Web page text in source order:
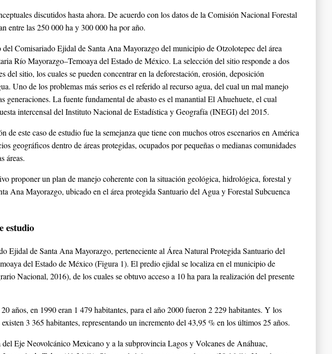
discutidos hasta ahora. De acuerdo con los datos de la Comisión Nacional Forestal
entre las 250 000 ha y 300 000 ha por año.
Comisariado Ejidal de Santa Ana Mayorazgo del municipio de Otzolotepec del área
Río Mayorazgo–Temoaya del Estado de México. La selección del sitio responde a dos
sitio, los cuales se pueden concentrar en la deforestación, erosión, deposición
Uno de los problemas más serios es el referido al recurso agua, del cual un mal manejo
generaciones. La fuente fundamental de abasto es el manantial El Ahuehuete, el cual
intercensal del Instituto Nacional de Estadística y Geografía (INEGI) del 2015.
de este caso de estudio fue la semejanza que tiene con muchos otros escenarios en América
geográficos dentro de áreas protegidas, ocupados por pequeñas o medianas comunidades
áreas.
proponer un plan de manejo coherente con la situación geológica, hidrológica, forestal y
Ana Mayorazgo, ubicado en el área protegida Santuario del Agua y Forestal Subcuenca
estudio
Ejidal de Santa Ana Mayorazgo, perteneciente al Área Natural Protegida Santuario del
del Estado de México (Figura 1). El predio ejidal se localiza en el municipio de
Nacional, 2016), de los cuales se obtuvo acceso a 10 ha para la realización del presente
años, en 1990 eran 1 479 habitantes, para el año 2000 fueron 2 229 habitantes. Y los
3 365 habitantes, representando un incremento del 43,95 % en los últimos 25 años.
Eje Neovolcánico Mexicano y a la subprovincia Lagos y Volcanes de Anáhuac,